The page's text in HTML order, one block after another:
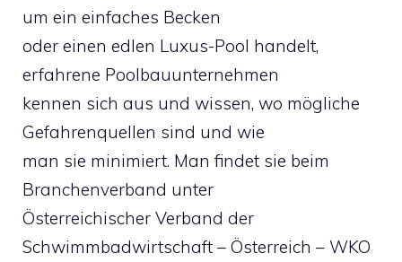
um ein einfaches Becken
oder einen edlen Luxus-Pool handelt,
erfahrene Poolbauunternehmen
kennen sich aus und wissen, wo mögliche
Gefahrenquellen sind und wie
man sie minimiert. Man findet sie beim
Branchenverband unter
Österreichischer Verband der
Schwimmbadwirtschaft – Österreich – WKO